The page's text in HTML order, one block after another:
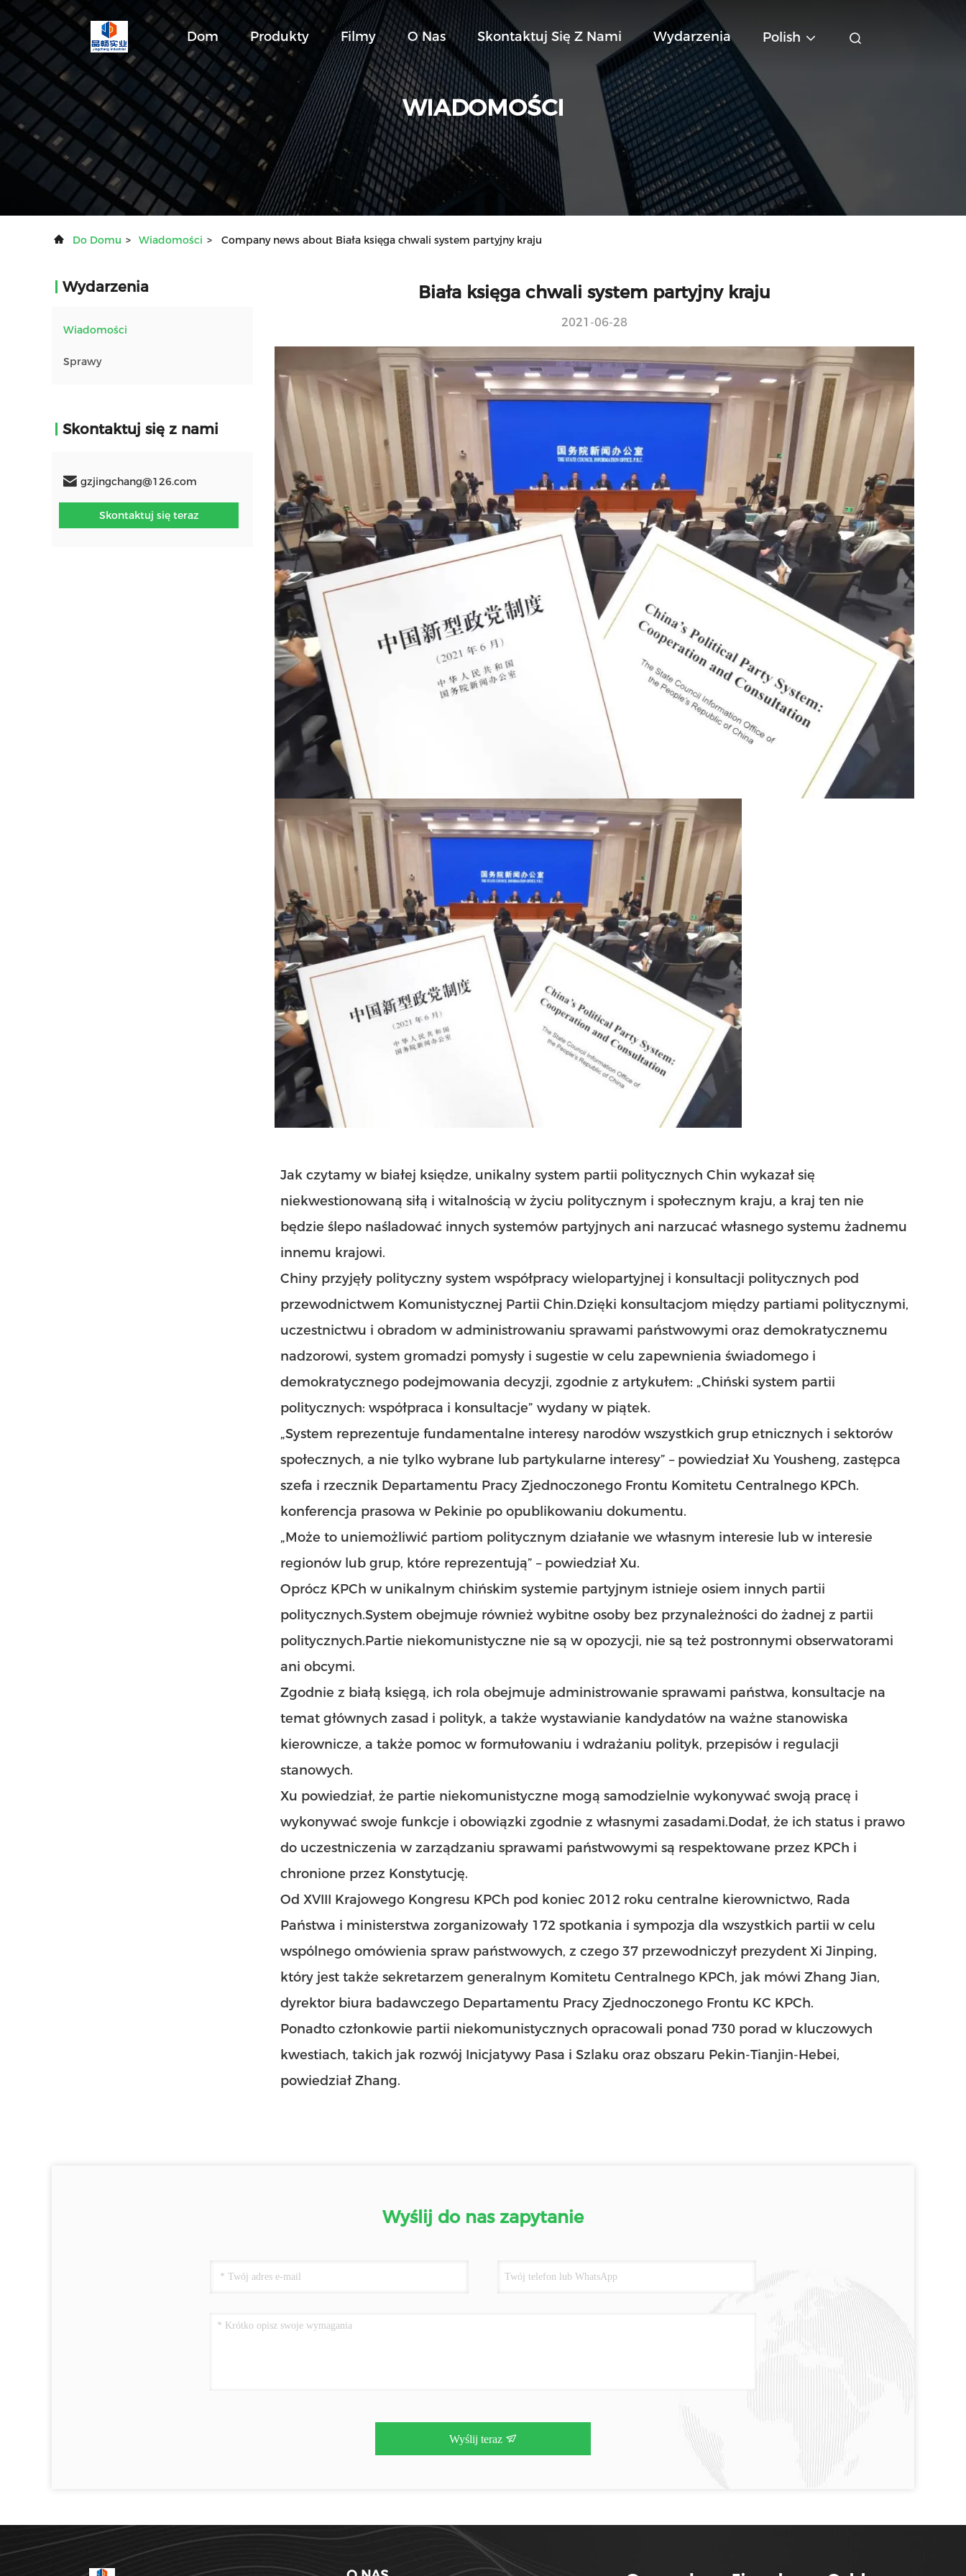
Dom Produkty Filmy O Nas Skontaktuj Się Z Nami Wydarzenia Polish
WIADOMOŚCI
Do Domu > Wiadomości > Company news about Biała księga chwali system partyjny kraju
Wydarzenia
Wiadomości
Sprawy
Skontaktuj się z nami
gzjingchang@126.com
Skontaktuj się teraz
Biała księga chwali system partyjny kraju
2021-06-28
Jak czytamy w białej księdze, unikalny system partii politycznych Chin wykazał się
niekwestionowaną siłą i witalnością w życiu politycznym i społecznym kraju, a kraj ten nie
będzie ślepo naśladować innych systemów partyjnych ani narzucać własnego systemu żadnemu
innemu krajowi.
Chiny przyjęły polityczny system współpracy wielopartyjnej i konsultacji politycznych pod
przewodnictwem Komunistycznej Partii Chin.Dzięki konsultacjom między partiami politycznymi,
uczestnictwu i obradom w administrowaniu sprawami państwowymi oraz demokratycznemu
nadzorowi, system gromadzi pomysły i sugestie w celu zapewnienia świadomego i
demokratycznego podejmowania decyzji, zgodnie z artykułem: „Chiński system partii
politycznych: współpraca i konsultacje” wydany w piątek.
„System reprezentuje fundamentalne interesy narodów wszystkich grup etnicznych i sektorów
społecznych, a nie tylko wybrane lub partykularne interesy” – powiedział Xu Yousheng, zastępca
szefa i rzecznik Departamentu Pracy Zjednoczonego Frontu Komitetu Centralnego KPCh.
konferencja prasowa w Pekinie po opublikowaniu dokumentu.
„Może to uniemożliwić partiom politycznym działanie we własnym interesie lub w interesie
regionów lub grup, które reprezentują” – powiedział Xu.
Oprócz KPCh w unikalnym chińskim systemie partyjnym istnieje osiem innych partii
politycznych.System obejmuje również wybitne osoby bez przynależności do żadnej z partii
politycznych.Partie niekomunistyczne nie są w opozycji, nie są też postronnymi obserwatorami
ani obcymi.
Zgodnie z białą księgą, ich rola obejmuje administrowanie sprawami państwa, konsultacje na
temat głównych zasad i polityk, a także wystawianie kandydatów na ważne stanowiska
kierownicze, a także pomoc w formułowaniu i wdrażaniu polityk, przepisów i regulacji
stanowych.
Xu powiedział, że partie niekomunistyczne mogą samodzielnie wykonywać swoją pracę i
wykonywać swoje funkcje i obowiązki zgodnie z własnymi zasadami.Dodał, że ich status i prawo
do uczestniczenia w zarządzaniu sprawami państwowymi są respektowane przez KPCh i
chronione przez Konstytucję.
Od XVIII Krajowego Kongresu KPCh pod koniec 2012 roku centralne kierownictwo, Rada
Państwa i ministerstwa zorganizowały 172 spotkania i sympozja dla wszystkich partii w celu
wspólnego omówienia spraw państwowych, z czego 37 przewodniczył prezydent Xi Jinping,
który jest także sekretarzem generalnym Komitetu Centralnego KPCh, jak mówi Zhang Jian,
dyrektor biura badawczego Departamentu Pracy Zjednoczonego Frontu KC KPCh.
Ponadto członkowie partii niekomunistycznych opracowali ponad 730 porad w kluczowych
kwestiach, takich jak rozwój Inicjatywy Pasa i Szlaku oraz obszaru Pekin-Tianjin-Hebei,
powiedział Zhang.
Wyślij do nas zapytanie
Wyślij teraz